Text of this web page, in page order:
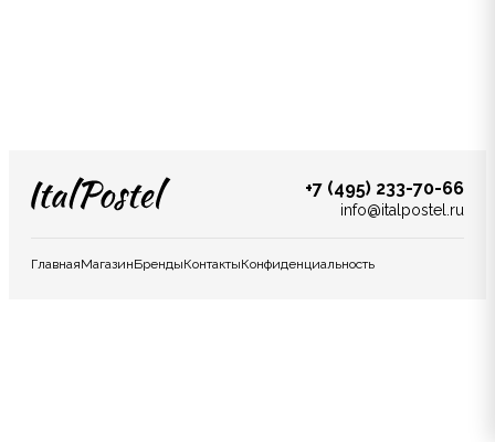
ГлавнаяМагазинБрендыКонтактыКонфиденциальность
+7 (495) 233-70-66
info@italpostel.ru